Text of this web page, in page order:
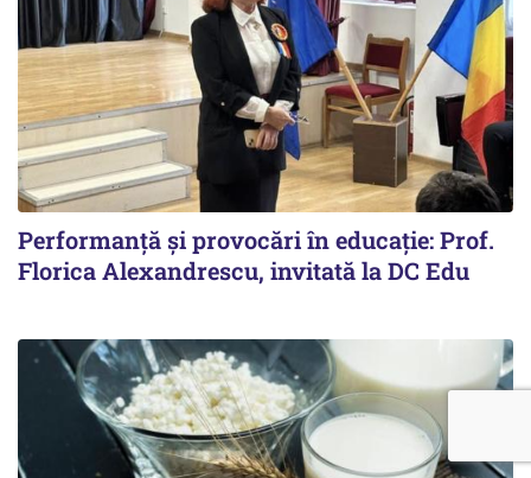
Performanță și provocări în educație: Prof.
Florica Alexandrescu, invitată la DC Edu